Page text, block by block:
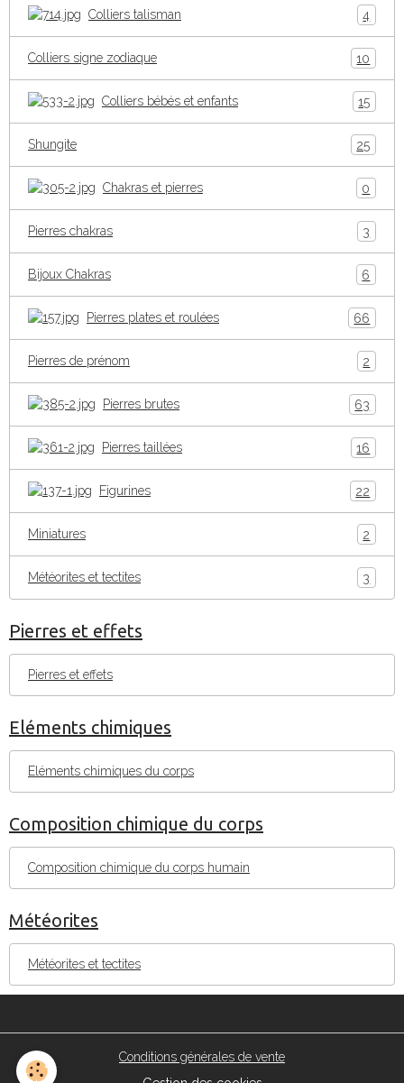
Colliers talisman 4
Colliers signe zodiaque 10
Colliers bébés et enfants 15
Shungite 25
Chakras et pierres 0
Pierres chakras 3
Bijoux Chakras 6
Pierres plates et roulées 66
Pierres de prénom 2
Pierres brutes 63
Pierres taillées 16
Figurines 22
Miniatures 2
Météorites et tectites 3
Pierres et effets
Pierres et effets
Eléments chimiques
Eléments chimiques du corps
Composition chimique du corps
Composition chimique du corps humain
Météorites
Météorites et tectites
Conditions générales de vente